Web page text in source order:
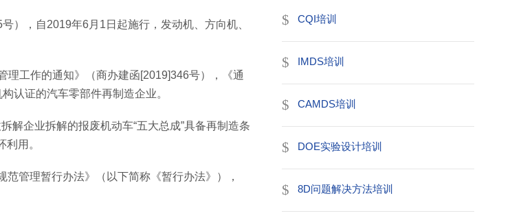
），自2019年6月1日起施行，发动机、方向机、
理工作的通知》（商办建函[2019]346号），《通
认证的汽车零部件再制造企业。
解企业拆解的报废机动车“五大总成”具备再制造条
用。
管理暂行办法》（以下简称《暂行办法》），
CQI培训
IMDS培训
CAMDS培训
DOE实验设计培训
8D问题解决方法培训